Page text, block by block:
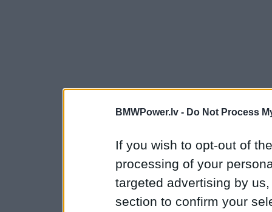
BMWPower.lv - Do Not Process
If you wish to opt-out of
processing of your
targeted advertising by
section to confirm your